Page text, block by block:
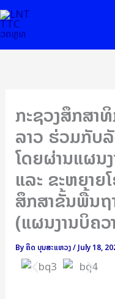
Skip
to
content
ກະຊວງສຶກສາ
ລາວ ຮ່ວມກັບ
ໂດຍຜ່ານແຜນ
ແລະ ຂະຫຍາຍ
ສຶກສາຂັ້ນພື້ນຖ
(ແຜນງານບິຄວ
By ຄິດ ບຸນສະແຫວງ/July 18,